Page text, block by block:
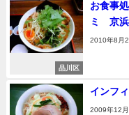
品川区
お食事
ミ 京浜
2010年8月
インフ
2009年12月